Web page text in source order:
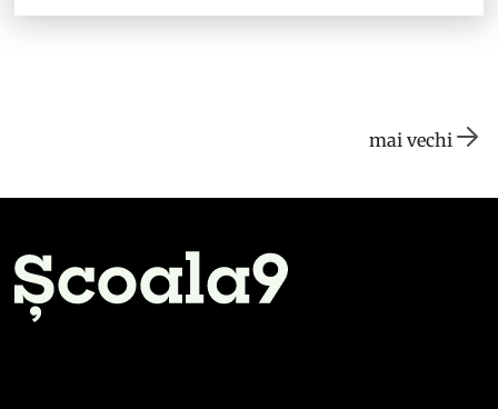
mai vechi